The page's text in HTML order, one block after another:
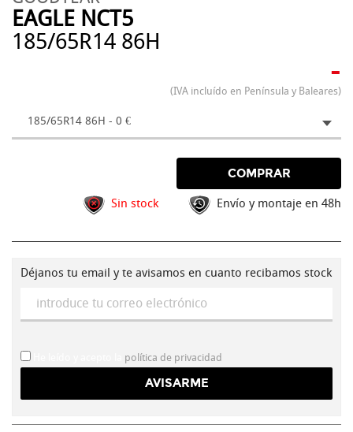
EAGLE NCT5
185/65R14 86H
-
(IVA incluído en Península y Baleares)
185/65R14 86H - 0 €
COMPRAR
Sin stock Envío y montaje en 48h
Déjanos tu email y te avisamos en cuanto recibamos stock
política de privacidad